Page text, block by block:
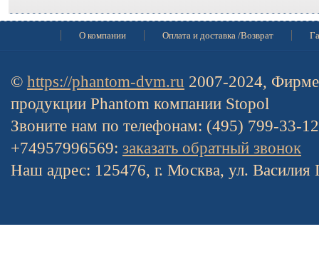
О компании Оплата и доставка /Возврат
© https://phantom-dvm.ru 2007-2024,
продукции Phantom компании Stopol
Звоните нам по телефонам: (495) 799-33-
+74957996569: заказать обратный звонок
Наш адрес: 125476, г. Москва, ул. Василия